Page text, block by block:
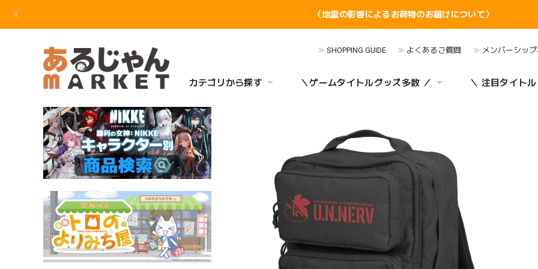
〈地震の影響によるお荷物のお届けについて〉
SHOPPING GUIDE よくあるご質問 メンバーシッ
カテゴリから探す ＼ゲームタイトルグッズ多数 ／ ＼ 注目タイト